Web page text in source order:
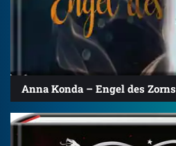
Anna Konda – Engel des Zorns